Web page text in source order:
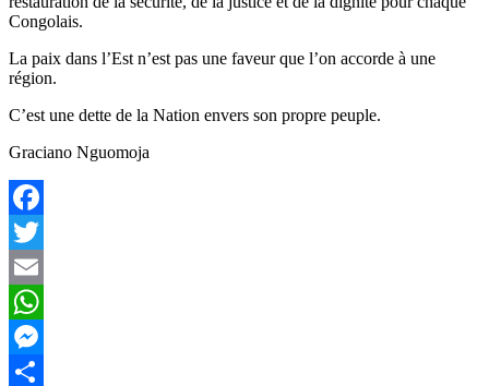
Congolais.
La paix dans l’Est n’est pas une faveur que l’on accorde à une
région.
C’est une dette de la Nation envers son propre peuple.
Graciano Nguomoja
Facebook
Twitter
Email
WhatsApp
Messenger